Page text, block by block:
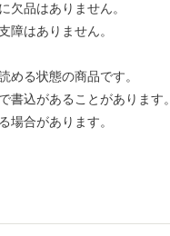
品はありません。
はありません。
る状態の商品です。
込があることがあります。
合があります。